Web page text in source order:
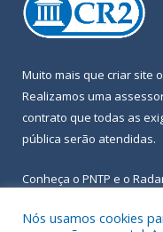
Muito mais que criar site
Realizamos uma
contrato que todas as
pública serão atendidas.
Conheça o PNTP e o
Nós usamos cookies